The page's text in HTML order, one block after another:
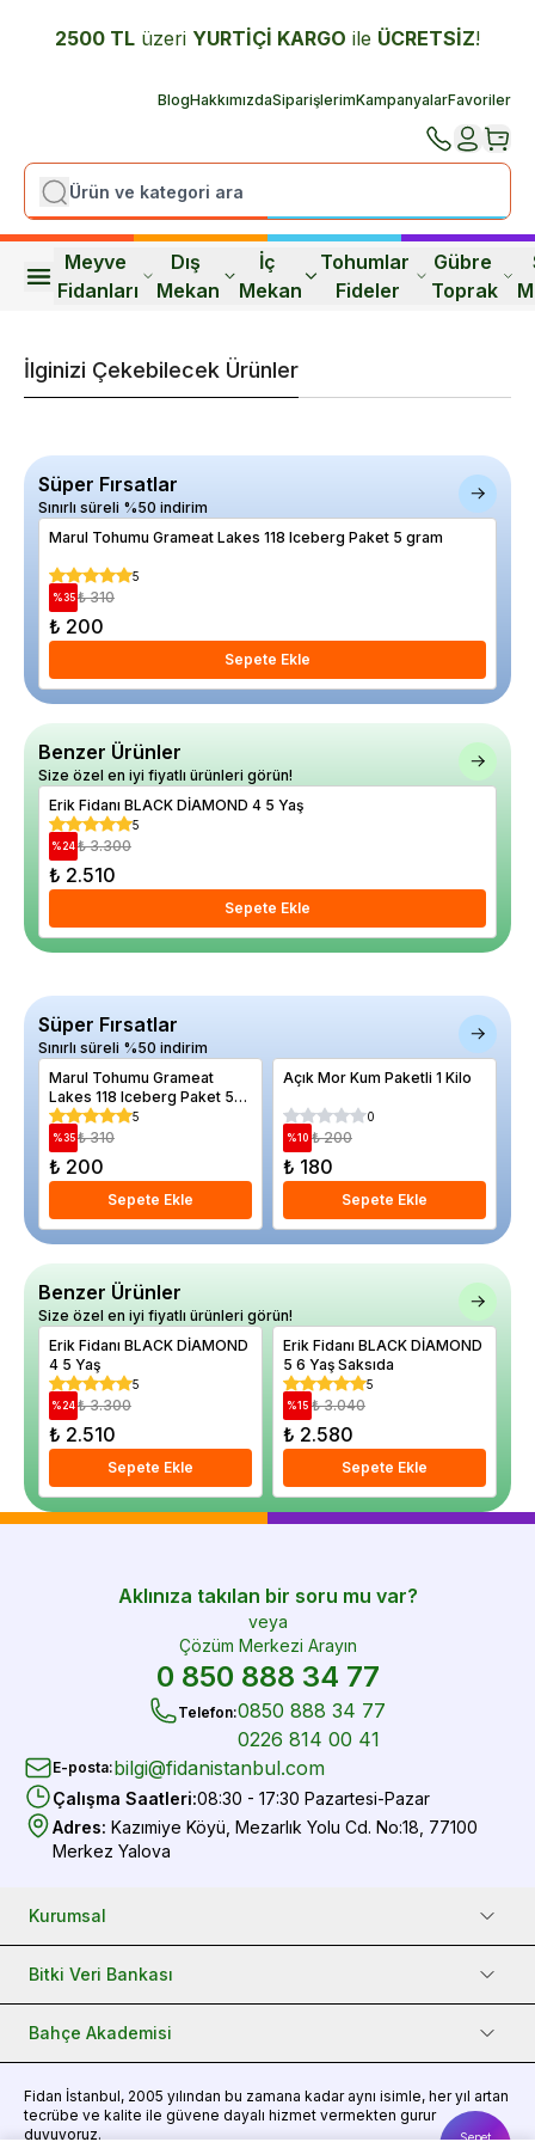
2500 TL üzeri YURTİÇİ KARGO ile ÜCRETSİZ!
BlogHakkımızdaSiparişlerimKampanyalarFavoriler
Meyve
Fidanları
Dış
Mekan
İç
Mekan
Tohumlar
Fideler
Gübre
Toprak
Sepet
İlginizi Çekebilecek Ürünler
Süper Fırsatlar
Sınırlı süreli %50 indirim
Marul Tohumu Grameat Lakes 118 Iceberg Paket 5 gram
5
%35 ₺ 310
₺ 200
Sepete Ekle
Benzer Ürünler
Size özel en iyi fiyatlı ürünleri görün!
Erik Fidanı BLACK DİAMOND 4 5 Yaş
5
%24 ₺ 3.300
₺ 2.510
Sepete Ekle
Süper Fırsatlar
Sınırlı süreli %50 indirim
Marul Tohumu Grameat
Lakes 118 Iceberg Paket 5
gram
5
%35 ₺ 310
₺ 200
Sepete Ekle
Açık Mor Kum Paketli 1 Kilo
0
%10 ₺ 200
₺ 180
Sepete Ekle
Benzer Ürünler
Size özel en iyi fiyatlı ürünleri görün!
Erik Fidanı BLACK DİAMOND
4 5 Yaş
5
%24 ₺ 3.300
₺ 2.510
Sepete Ekle
Erik Fidanı BLACK DİAMOND
5 6 Yaş Saksıda
5
%15 ₺ 3.040
₺ 2.580
Sepete Ekle
Aklınıza takılan bir soru mu var?
veya
Çözüm Merkezi Arayın
0 850 888 34 77
Telefon:0850 888 34 77
0226 814 00 41
E-posta:bilgi@fidanistanbul.com
Çalışma Saatleri:08:30 - 17:30 Pazartesi-Pazar
Adres: Kazımiye Köyü, Mezarlık Yolu Cd. No:18, 77100
Merkez Yalova
Kurumsal
Bitki Veri Bankası
Bahçe Akademisi
Fidan İstanbul, 2005 yılından bu zamana kadar aynı isimle, her yıl artan
tecrübe ve kalite ile güvene dayalı hizmet vermekten gurur
duyuyoruz.